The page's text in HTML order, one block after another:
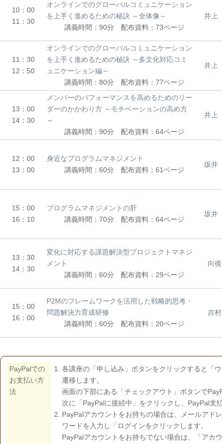
10：00
11：30
オンラインでのグローバルコミュニケーション
を上手く進めるための秘訣 ～全体像～
講義時間：90分 配布資料：73ページ
井上
11：30
12：50
オンラインでのグローバルコミュニケーション
を上手く進めるための秘訣 ～多文化対応コミ
ュニケーション編～
講義時間：80分 配布資料：77ページ
井上
13：00
14：30
メンバーのパフォーマンスを高めるためのリー
ダーのかかわり方 ～モチベーションの高め方
～
講義時間：90分 配布資料：64ページ
井上
12：00
13：00
身近なプログラムマネジメント
講義時間：60分 配布資料：61ページ
坂井
15：00
16：10
プログラムマネジメントの肝
講義時間：70分 配布資料：64ページ
坂井
13：30
14：30
変化に対応する課題解決型プロジェクトマネジ
メント
講義時間：60分 配布資料：29ページ
向
15：00
16：00
P2Mのフレームワークを活用した戦略的思考・
問題解決力育成研修
講義時間：60分 配布資料：20ページ
吉
PayPalでの
お支払い方
法
各講座の「申し込み」ボタンをクリックすると「
遷移します。
画面の下部にある「チェックアウト」ボタンで
次に「PayPalに接続中」をクリックし、PayPal支
PayPalアカウントをお持ちの場合は、メールアド
ワードを入力し「ログインをクリックします。
PayPalアカウントをお持ちでない場合は、「アカ